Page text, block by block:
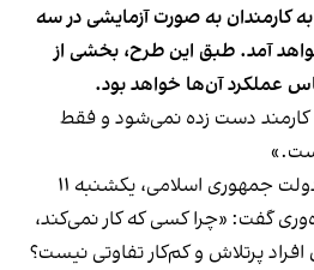
کارمندان به صورت آزمایشی در سه
آمد. طبق این طرح، بخشی از
عملکرد آن‌ها خواهد بود.
کارمند دست زده نمی‌شود و فقط
مسعود پزشکیان، رییس دولت جمهوری اسلامی، یکشنبه ۱۱
گفت: «چرا کسی که کار نمی‌کند،
پرتلاش و کم‌کار تفاوتی نیست؟